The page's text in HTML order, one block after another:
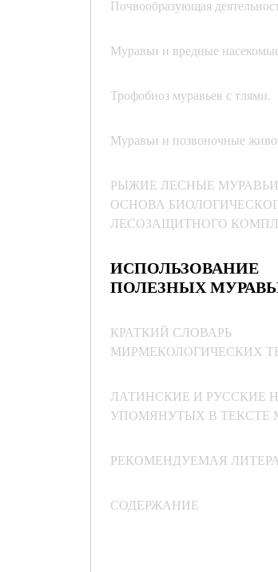
Почвообразующая
Муравьи и вредные
Трофобиоз муравьев с тлями.
Муравьи и позвоночные
РЫЖИЕ ЛЕСНЫЕ
ОСНОВА
ЛЕСОЗАЩИТНОГО
ИСПОЛЬЗОВАНИЕ
ПОЛЕЗНЫХ
КРАТКИЙ СЛОВАРЬ
МИРМЕКОЛОГИЧЕСКИХ
ЛАТИНСКИЕ И РУССКИЕ
УПОМЯНУТЫХ В ТЕКСТЕ
РЕКОМЕНДУЕМАЯ
СОДЕРЖАНИЕ